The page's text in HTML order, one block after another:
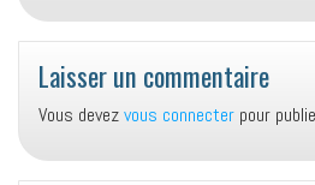
Laisser un commentaire
Vous devezvous connecter pour